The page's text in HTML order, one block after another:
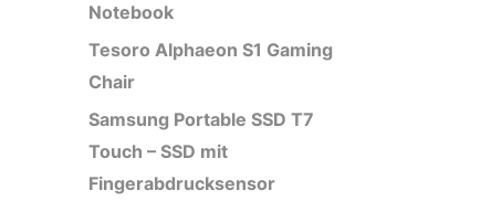
Notebook
Tesoro Alphaeon S1 Gaming
Chair
Samsung Portable SSD T7
Touch – SSD mit
Fingerabdrucksensor